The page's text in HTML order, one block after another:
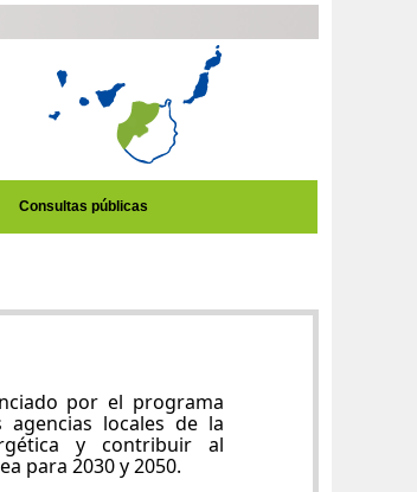
Consultas públicas
por el programa
locales de la
y contribuir al
para 2030 y 2050.